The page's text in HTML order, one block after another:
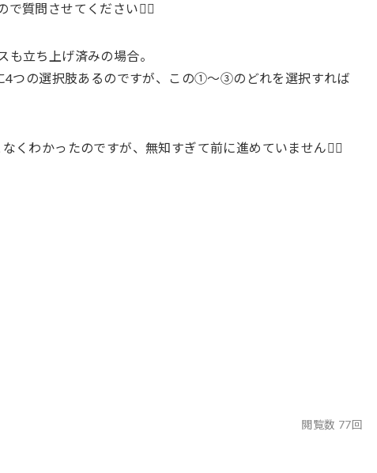
で質問させてください🙇‍♀️
立ち上げ済みの場合。
4つの選択肢あるのですが、この①〜③のどれを選択すれば
くわかったのですが、無知すぎて前に進めていません🙇‍♀️
閲覧数 77回